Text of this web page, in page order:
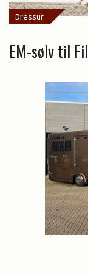
Dressur
EM-sølv til